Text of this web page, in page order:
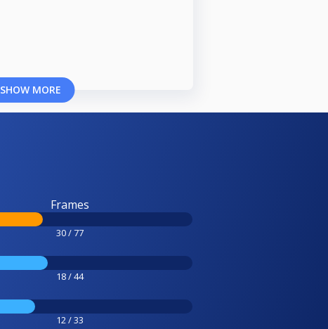
SHOW MORE
Frames
30 / 77
18 / 44
12 / 33